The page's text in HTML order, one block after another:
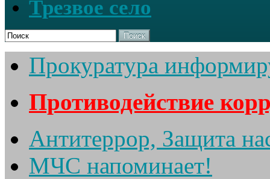
Трезвое село
Поиск
Прокуратура
Противодействие
Антитеррор, Защита
МЧС напоминает!